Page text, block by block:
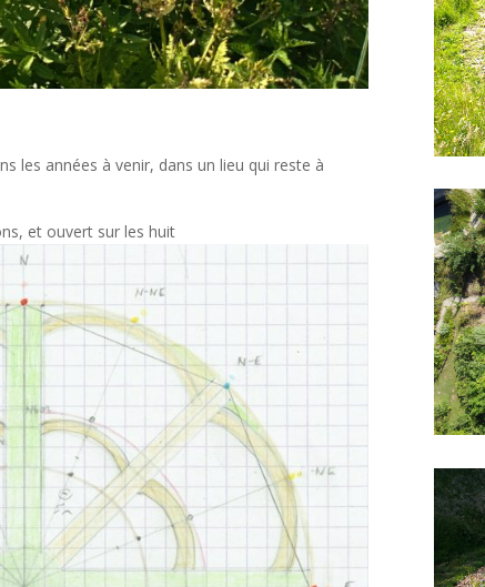
les années à venir, dans un lieu qui reste à
et ouvert sur les huit